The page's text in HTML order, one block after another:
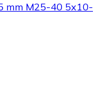
mm M25-40 5x10-